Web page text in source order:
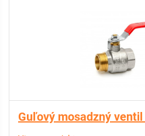
Guľový mosadzný ventil